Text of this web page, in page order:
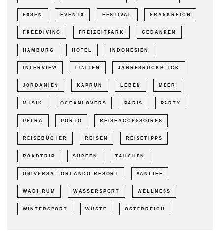
ESSEN EVENTS FESTIVAL FRANKREICH
FREEDIVING FREIZEITPARK GEDANKEN
HAMBURG HOTEL INDONESIEN
INTERVIEW ITALIEN JAHRESRÜCKBLICK
JORDANIEN KAPRUN LEBEN MEER
MUSIK OCEANLOVERS PARIS PARTY
PETRA PORTO REISEACCESSOIRES
REISEBÜCHER REISEN REISETIPPS
ROADTRIP SURFEN TAUCHEN
UNIVERSAL ORLANDO RESORT VANLIFE
WADI RUM WASSERSPORT WELLNESS
WINTERSPORT WÜSTE ÖSTERREICH